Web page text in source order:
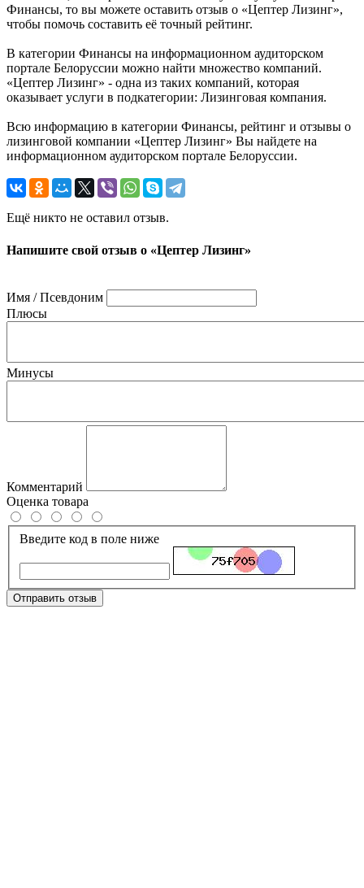
Финансы, то вы можете оставить отзыв о «Цептер Лизинг»,
чтобы помочь составить её точный рейтинг.
В категории Финансы на информационном аудиторском
портале Белоруссии можно найти множество компаний.
«Цептер Лизинг» - одна из таких компаний, которая
оказывает услуги в подкатегории: Лизинговая компания.
Всю информацию в категории Финансы, рейтинг и отзывы о
лизинговой компании «Цептер Лизинг» Вы найдете на
информационном аудиторском портале Белоруссии.
Ещё никто не оставил отзыв.
Напишите свой отзыв о «Цептер Лизинг»
Имя / Псевдоним
Плюсы
Минусы
Комментарий
Оценка товара
Введите код в поле ниже
Отправить отзыв